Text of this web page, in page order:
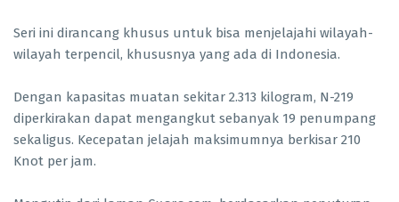
Seri ini dirancang khusus untuk bisa menjelajahi wilayah-
wilayah terpencil, khususnya yang ada di Indonesia.
Dengan kapasitas muatan sekitar 2.313 kilogram, N-219
diperkirakan dapat mengangkut sebanyak 19 penumpang
sekaligus. Kecepatan jelajah maksimumnya berkisar 210
Knot per jam.